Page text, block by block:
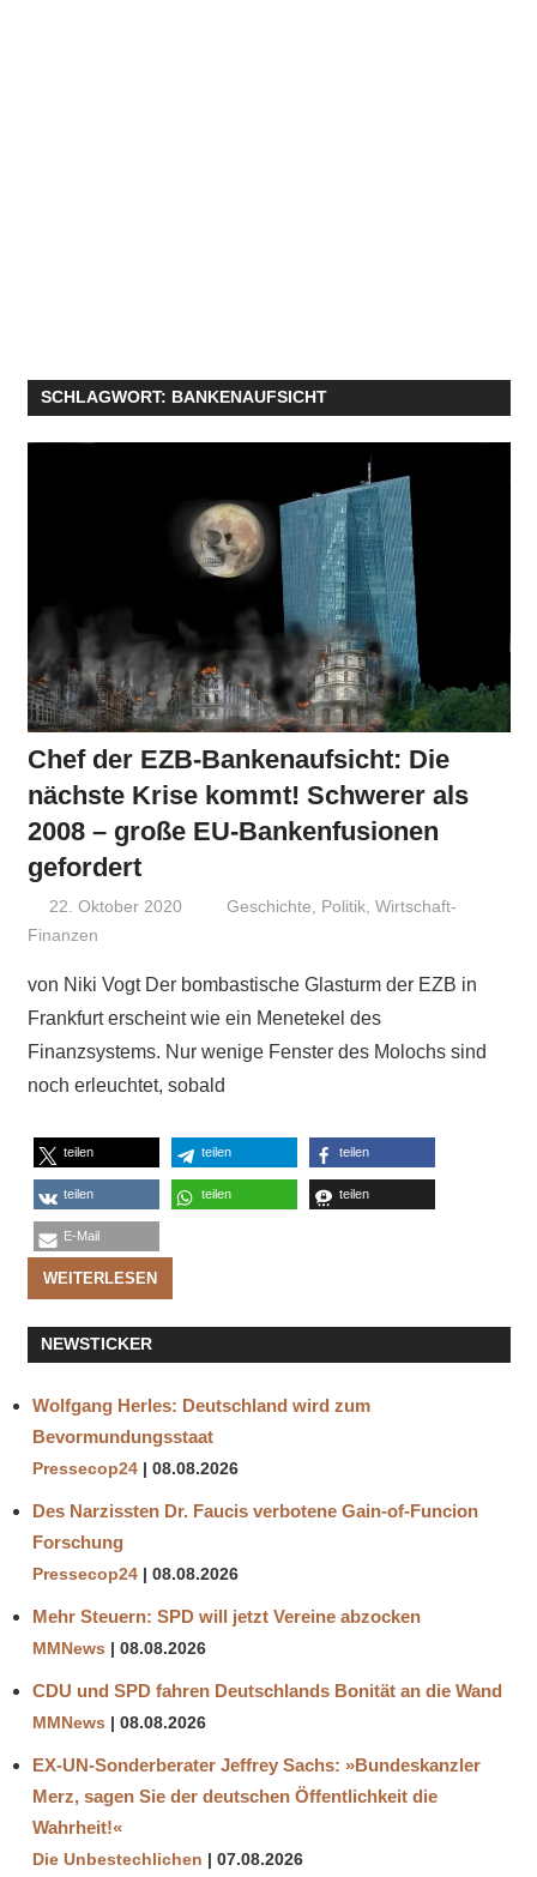
SCHLAGWORT: BANKENAUFSICHT
Chef der EZB-Bankenaufsicht: Die
nächste Krise kommt! Schwerer als
2008 – große EU-Bankenfusionen
gefordert
22. Oktober 2020 Niki Vogt
Geschichte, Politik,Wirtschaft-
Finanzen
von Niki Vogt Der bombastische Glasturm der EZB in
Frankfurt erscheint wie ein Menetekel des
Finanzsystems. Nur wenige Fenster des Molochs sind
noch erleuchtet, sobald
teilen teilen teilen
teilen teilen teilen
E-Mail
WEITERLESEN
NEWSTICKER
Wolfgang Herles: Deutschland wird zum
Bevormundungsstaat
Pressecop24 08.08.2026
Des Narzissten Dr. Faucis verbotene Gain-of-Funcion
Forschung
Pressecop24 08.08.2026
Mehr Steuern: SPD will jetzt Vereine abzocken
MMNews 08.08.2026
CDU und SPD fahren Deutschlands Bonität an die Wand
MMNews 08.08.2026
EX-UN-Sonderberater Jeffrey Sachs: »Bundeskanzler
Merz, sagen Sie der deutschen Öffentlichkeit die
Wahrheit!«
Die Unbestechlichen 07.08.2026